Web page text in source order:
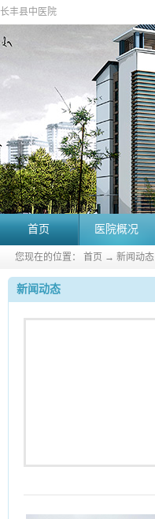
长丰县中医院
首页 医院概况
您现在的位置： 首页 → 新闻动态
新闻动态